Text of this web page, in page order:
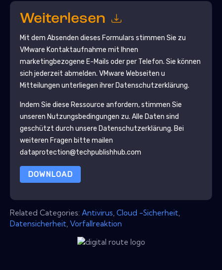
Weiterlesen
Mit dem Absenden dieses Formulars stimmen Sie zu
VMware Kontaktaufnahme mit Ihnen
marketingbezogene E-Mails oder per Telefon. Sie können
sich jederzeit abmelden. VMware Webseiten u
Mitteilungen unterliegen ihrer Datenschutzerklärung.
Indem Sie diese Ressource anfordern, stimmen Sie
unseren Nutzungsbedingungen zu. Alle Daten sind
geschützt durch unsere Datenschutzerklärung. Bei
weiteren Fragen bitte mailen
dataprotection@techpublishhub.com
DOWNLOAD
Related Categories: Antivirus Cloud -Sicherheit
Datensicherheit Vorfallreaktion